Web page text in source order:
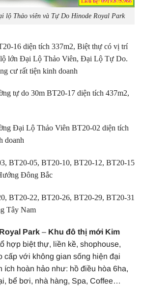
lộ Thảo viên và Tự Do Hinode Royal Park
16 diện tích 337m2, Biệt thự có vị trí
lớn Đại Lộ Thảo Viên, Đại Lộ Tự Do.
cư rất tiện kinh doanh
tự do 30m BT20-17 diện tích 437m2,
Đại Lộ Thảo Viên BT20-02 diện tích
doanh
BT20-05, BT20-10, BT20-12, BT20-15
Đông Bắc
BT20-22, BT20-26, BT20-29, BT20-31
Tây Nam
Park – Khu đô thị mới Kim
hợp biệt thự, liền kề, shophouse,
cấp với không gian sống hiện đại
ích hoàn hảo như: hồ điều hòa 6ha,
bể bơi, nhà hàng, Spa, Coffee…